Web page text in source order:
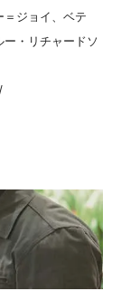
ジョイ、ベテ
・リチャードソ